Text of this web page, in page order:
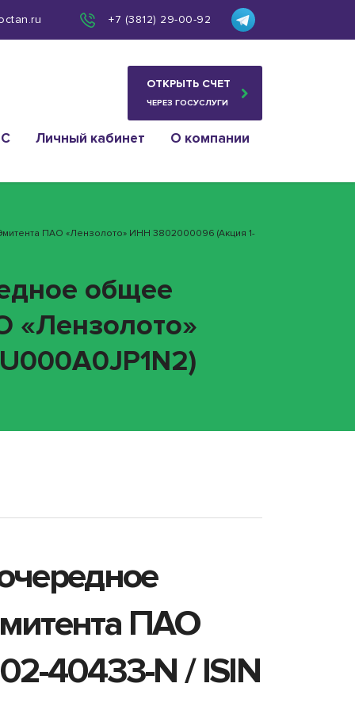
+7 (3812) 29-00-92
ОТКРЫТЬ СЧЕТ
ЧЕРЕЗ ГОСУСЛУГИ
Личный кабинет О компании
ПАО «Лензолото» ИНН 3802000096 (акция 1-
общее
«Лензолото»
ПАО
40433-N / ISIN